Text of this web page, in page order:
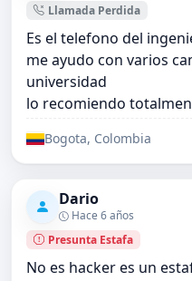
Llamada Perdida
Es el telefono del
me ayudo con varios
universidad
lo recomiendo
Bogota, Colombia
Dario
Hace 6 años
Presunta Estafa
No es hacker es un